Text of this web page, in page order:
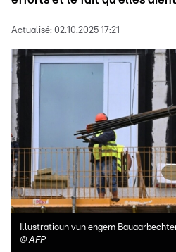
Actualisé: 02.10.2025 17:21
Illustratioun vun engem
©AFP